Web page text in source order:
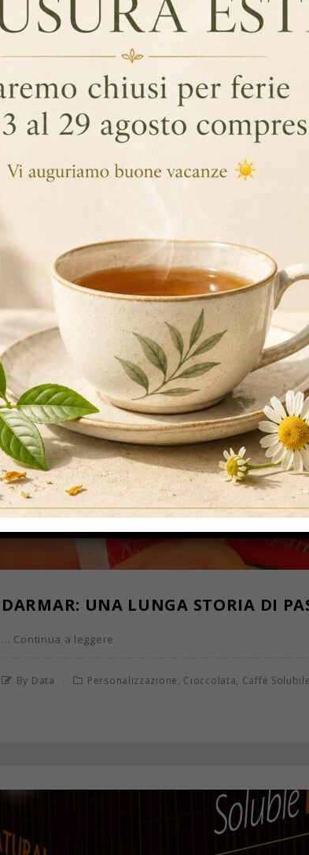
TÈ, BEVANDE CALDE,
PRODOTTI DARMAR
DARMAR: UNA LUNGA STORIA DI
… Continua a leggere
By Data Personalizzazione, Cioccolata, Caffè